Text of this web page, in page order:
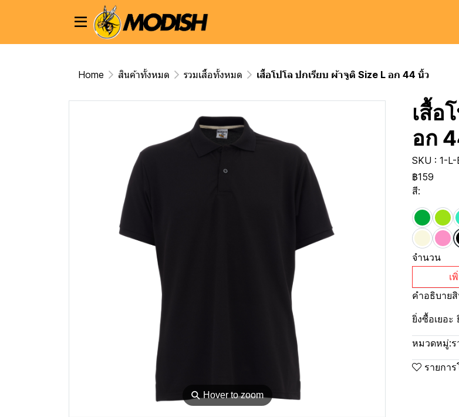
Home สินค้าทั้งหมด รวมเสื้อทั้งหมด เสื้อโปโล ปกเรียบ ผ้าจูติ Size L อก 44 นิ้ว
⚲Hover to zoom
เสื้อ
อก
SKU : 1-L-
฿159
สี:
จำนวน
เ
คำอธิบาย
ยิ่งซื้อเยอะ
หมวดหมู่:
รายกา